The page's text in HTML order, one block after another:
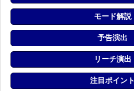
モード解説
予告演出
リーチ演出
注目ポイント